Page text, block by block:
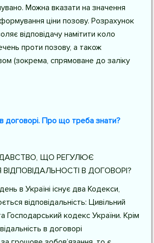
Можна вказати на значення
ціни позову. Розрахунок
відповідачу намітити коло
проти позову, а також
(зокрема, спрямоване до заліку
договорі. Про що треба знати?
ЩО РЕГУЛЮЄ
В ДОГОВОРІ?
в Україні існує два Кодекси,
відповідальність: Цивільний
Господарський кодекс України. Крім
в договорі